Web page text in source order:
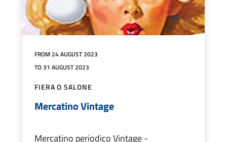
FROM 24 AUGUST 2023
TO 31 AUGUST 2023
FIERA O SALONE
Mercatino Vintage
Mercatino periodico Vintage -